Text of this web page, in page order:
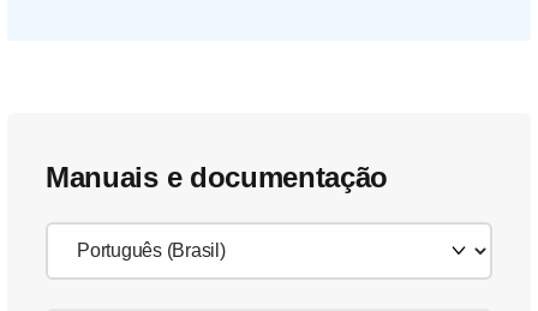
Manuais e documentação